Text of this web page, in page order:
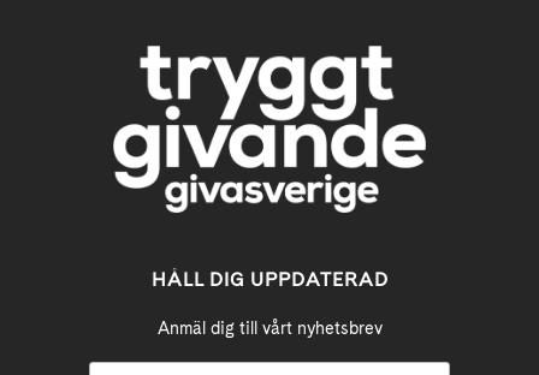
HÅLL DIG UPPDATERAD
Anmäl dig till vårt nyhetsbrev